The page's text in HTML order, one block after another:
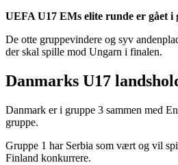
UEFA U17 EMs elite runde er gået
De otte gruppevindere og syv
der skal spille mod Ungarn i finalen.
Danmarks U17
Danmark er i gruppe 3 sammen med
gruppe.
Gruppe 1 har Serbia som vært og vil
Finland konkurrere.